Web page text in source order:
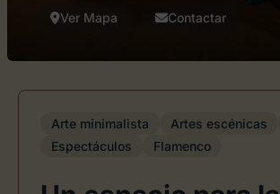
Ver Mapa Contactar
Arte minimalista Artes escénicas
Espectáculos
Flamenco